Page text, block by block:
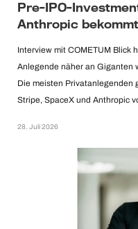
Pre-IPO-
Anthropic bekommt
Interview mit COMETUM Blick
Anlegende näher an Giganten
Die meisten Privatanlegenden
Stripe, SpaceX und Anthropic
28. Juli 2026